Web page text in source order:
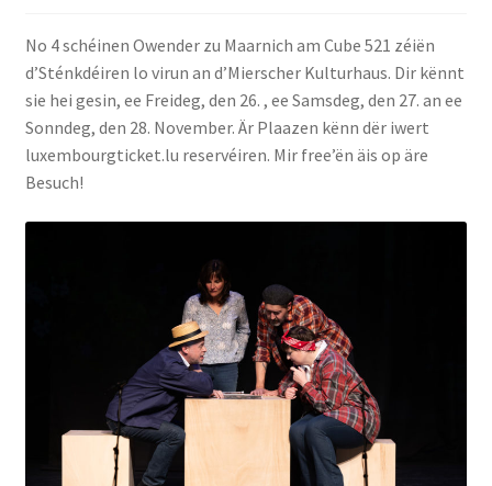
De Kontakt
No 4 schéinen Owender zu Maarnich am Cube 521 zéiën
d’Sténkdéiren lo virun an d’Mierscher Kulturhaus. Dir kënnt
sie hei gesin, ee Freideg, den 26. , ee Samsdeg, den 27. an ee
Sonndeg, den 28. November. Är Plaazen kënn dër iwert
luxembourgticket.lu reservéiren. Mir free’ën äis op äre
Besuch!